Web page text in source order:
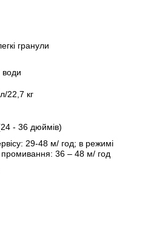
гранули
води
22,7 кг
- 36 дюймів)
29-48 м/ год; в режимі
промивання: 36 – 48 м/ год